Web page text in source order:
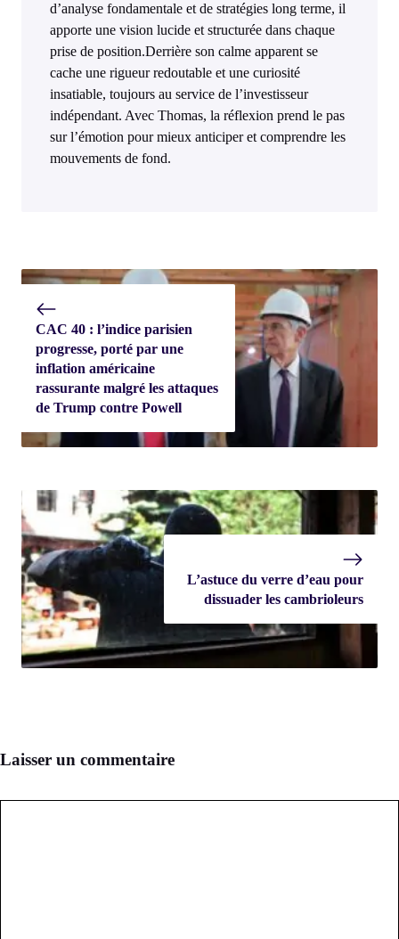
d’analyse fondamentale et de stratégies long terme, il
apporte une vision lucide et structurée dans chaque
prise de position.Derrière son calme apparent se
cache une rigueur redoutable et une curiosité
insatiable, toujours au service de l’investisseur
indépendant. Avec Thomas, la réflexion prend le pas
sur l’émotion pour mieux anticiper et comprendre les
mouvements de fond.
CAC 40 : l’indice parisien
progresse, porté par une
inflation américaine
rassurante malgré les attaques
de Trump contre Powell
L’astuce du verre d’eau pour
dissuader les cambrioleurs
Laisser un commentaire